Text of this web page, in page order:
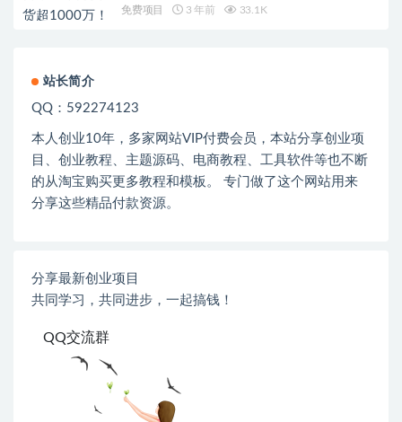
免费项目 3 年前 33.1K
站长简介
QQ：592274123
本人创业10年，多家网站VIP付费会员，本站分享创业项
目、创业教程、主题源码、电商教程、工具软件等也不断
的从淘宝购买更多教程和模板。 专门做了这个网站用来
分享这些精品付款资源。
分享最新创业项目
共同学习，共同进步，一起搞钱！
QQ交流群